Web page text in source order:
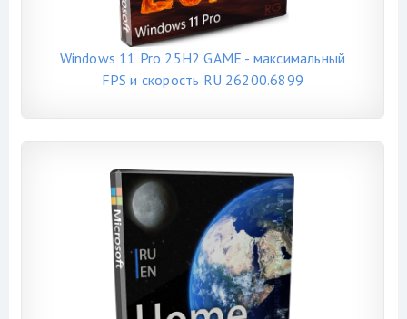
Windows 11 Pro 25H2 GAME - максимальный
FPS и скорость RU 26200.6899